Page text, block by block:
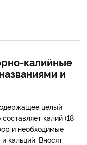
калийные
и
целый
калий (18
и необходимые
кальций. Вносят